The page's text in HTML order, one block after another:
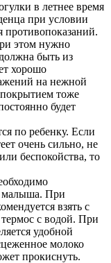
в летнее время
при условии
противопоказаний.
этом нужно
быть из
хорошо
на нежной
тоже
будет
по ребенку. Если
очень сильно, не
беспокойства, то
малыша. При
взять с
с водой. При
удобной
молоко
прокиснуть.